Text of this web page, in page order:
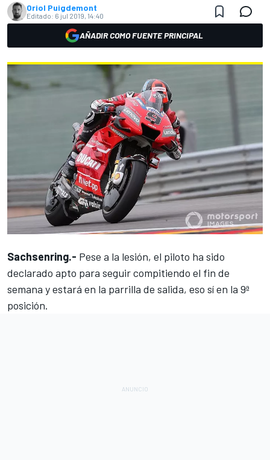
Oriol Puigdemont
Editado: 6 jul 2019, 14:40
AÑADIR COMO FUENTE PRINCIPAL
Sachsenring.- Pese a la lesión, el piloto ha sido
declarado apto para seguir compitiendo el fin de
semana y estará en la parrilla de salida, eso sí en la 9ª
posición.